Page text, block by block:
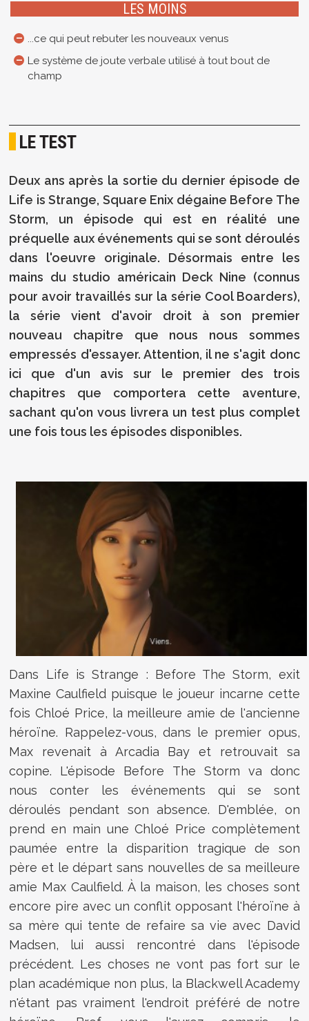
LES MOINS
...ce qui peut rebuter les nouveaux venus
Le système de joute verbale utilisé à tout bout de
champ
LE TEST
Deux ans après la sortie du dernier épisode de
Life is Strange, Square Enix dégaine Before The
Storm, un épisode qui est en réalité une
préquelle aux événements qui se sont déroulés
dans l'oeuvre originale. Désormais entre les
mains du studio américain Deck Nine (connus
pour avoir travaillés sur la série Cool Boarders),
la série vient d'avoir droit à son premier
nouveau chapitre que nous nous sommes
empressés d'essayer. Attention, il ne s'agit donc
ici que d'un avis sur le premier des trois
chapitres que comportera cette aventure,
sachant qu'on vous livrera un test plus complet
une fois tous les épisodes disponibles.
Dans Life is Strange : Before The Storm, exit
Maxine Caulfield puisque le joueur incarne cette
fois Chloé Price, la meilleure amie de l'ancienne
héroïne. Rappelez-vous, dans le premier opus,
Max revenait à Arcadia Bay et retrouvait sa
copine. L'épisode Before The Storm va donc
nous conter les événements qui se sont
déroulés pendant son absence. D'emblée, on
prend en main une Chloé Price complètement
paumée entre la disparition tragique de son
père et le départ sans nouvelles de sa meilleure
amie Max Caulfield. À la maison, les choses sont
encore pire avec un conflit opposant l'héroïne à
sa mère qui tente de refaire sa vie avec David
Madsen, lui aussi rencontré dans l'épisode
précédent. Les choses ne vont pas fort sur le
plan académique non plus, la Blackwell Academy
n'étant pas vraiment l'endroit préféré de notre